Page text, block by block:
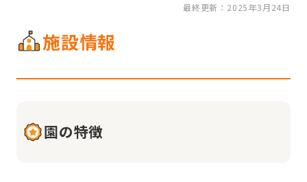
最終更新：2025年3月24日
施設情報
園の特徴